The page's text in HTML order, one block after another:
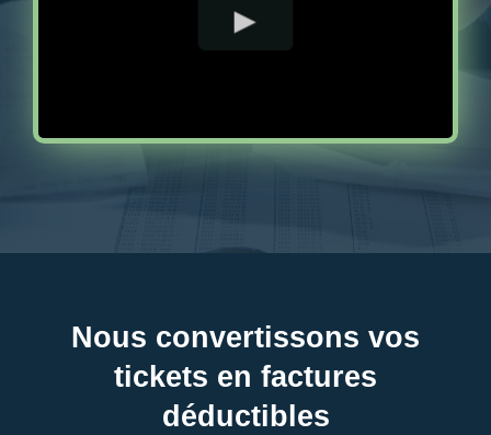
Nous convertissons vos
tickets en factures
déductibles